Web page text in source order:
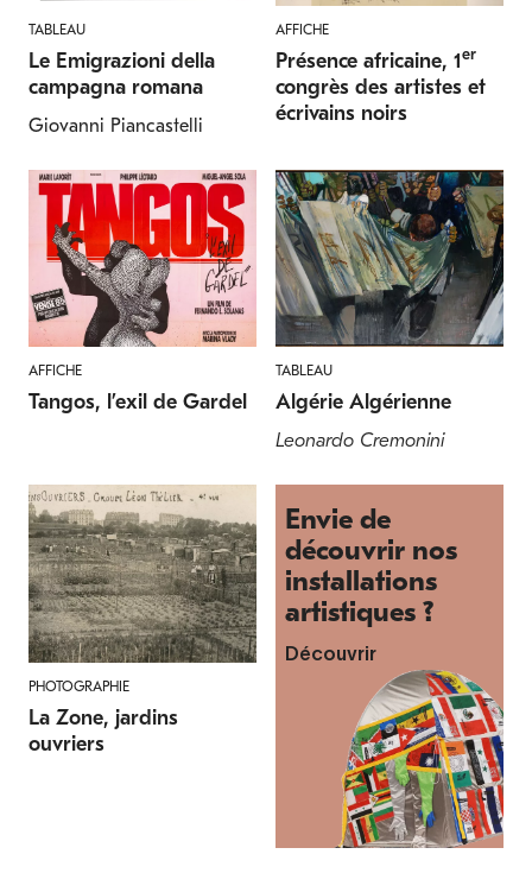
TABLEAU
Le Emigrazioni della
campagna romana
Giovanni Piancastelli
AFFICHE
Présence africaine, 1er
congrès des artistes et
écrivains noirs
AFFICHE
Tangos, l’exil de Gardel
TABLEAU
Algérie Algérienne
Leonardo Cremonini
PHOTOGRAPHIE
La Zone, jardins
ouvriers
Envie de
découvrir nos
installations
artistiques ?
Découvrir